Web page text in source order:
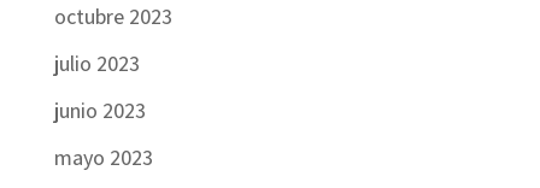
octubre 2023
julio 2023
junio 2023
mayo 2023